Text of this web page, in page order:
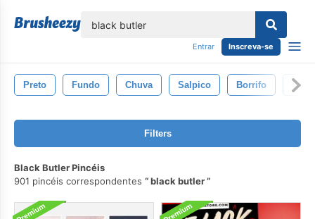
Entrar Inscreva-se
Preto Fundo Chuva Salpico Borrifo
Filters
Black Butler Pincéis
901 pincéis correspondentes
black butler